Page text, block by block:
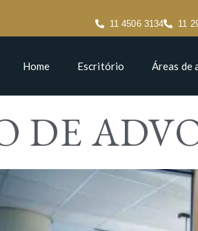
11 4506 3134 11
Home Escritório Áreas de
DE